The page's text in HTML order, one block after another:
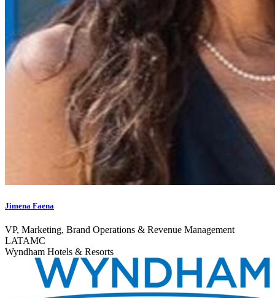
Jimena Faena
VP, Marketing, Brand Operations & Revenue Management
LATAMC
Wyndham Hotels & Resorts